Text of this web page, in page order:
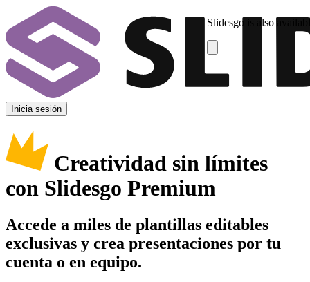
Slidesgo is also
Inicia sesión
Creatividad sin límites
con Slidesgo Premium
Accede a miles de plantillas editables
exclusivas y crea presentaciones por tu
cuenta o en equipo.